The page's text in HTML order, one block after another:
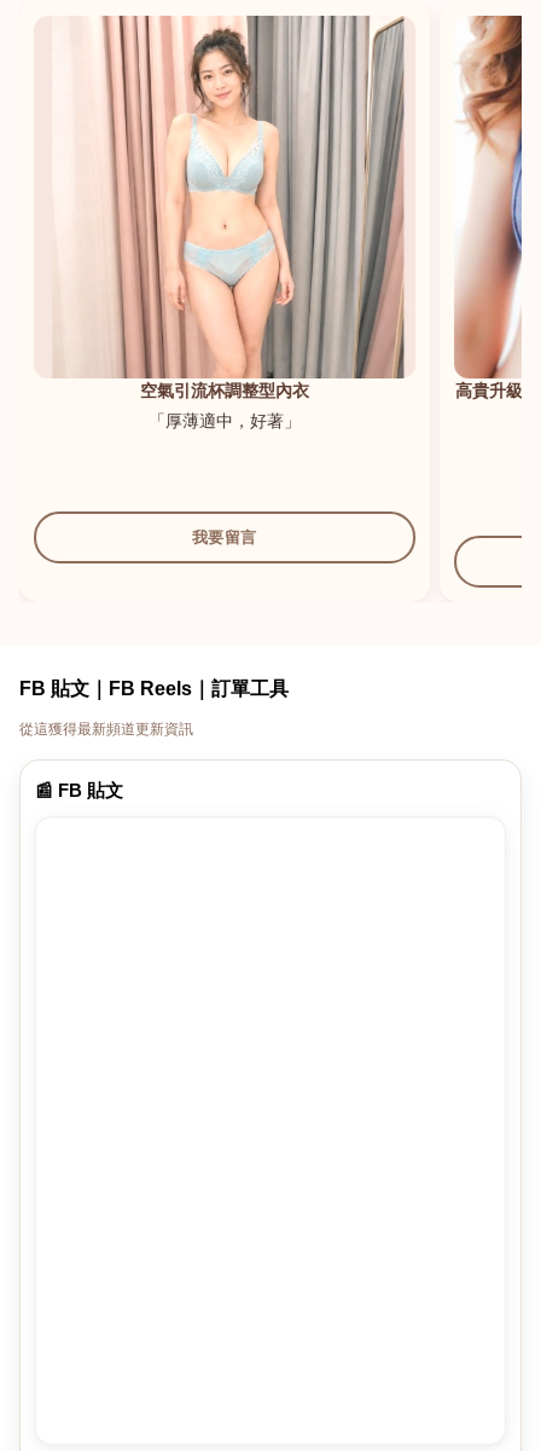
空氣引流杯調整型內衣
「厚薄適中，好著」
我要留言
高貴升級
FB 貼文｜FB Reels｜訂單工具
從這獲得最新頻道更新資訊
📰 FB 貼文
港澳中文
English